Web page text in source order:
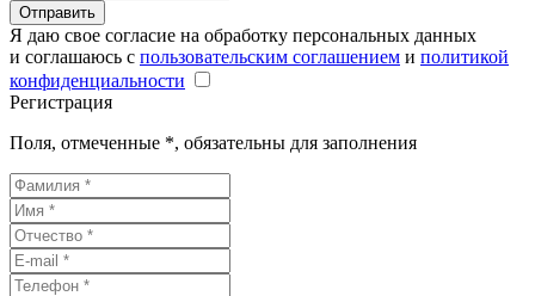
Отправить
Я даю свое согласие на обработку персональных данных
и соглашаюсь с пользовательским соглашением и политикой
конфиденциальности
Регистрация
Поля, отмеченные *, обязательны для заполнения